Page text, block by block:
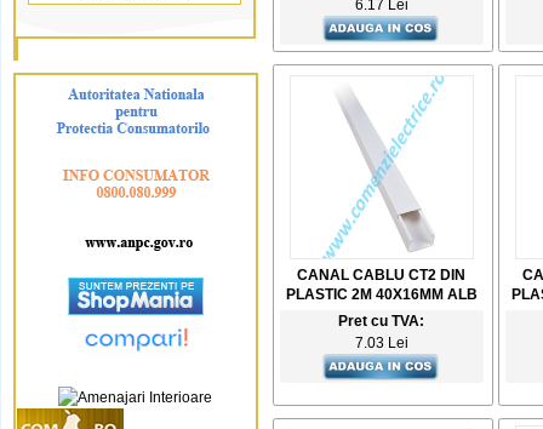
6.17 Lei
CANAL CABLU CT2 DIN
PLASTIC 2M 40X16MM ALB
Pret cu TVA:
7.03 Lei